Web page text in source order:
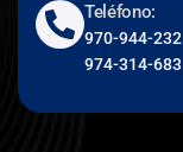
Teléfono:
970-944-232
974-314-683